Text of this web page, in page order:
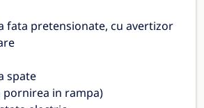
fata pretensionate, cu avertizor
spate
pornirea in rampa)